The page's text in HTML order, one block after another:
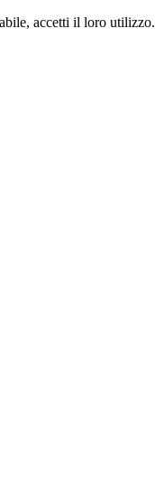
accetti il loro utilizzo.